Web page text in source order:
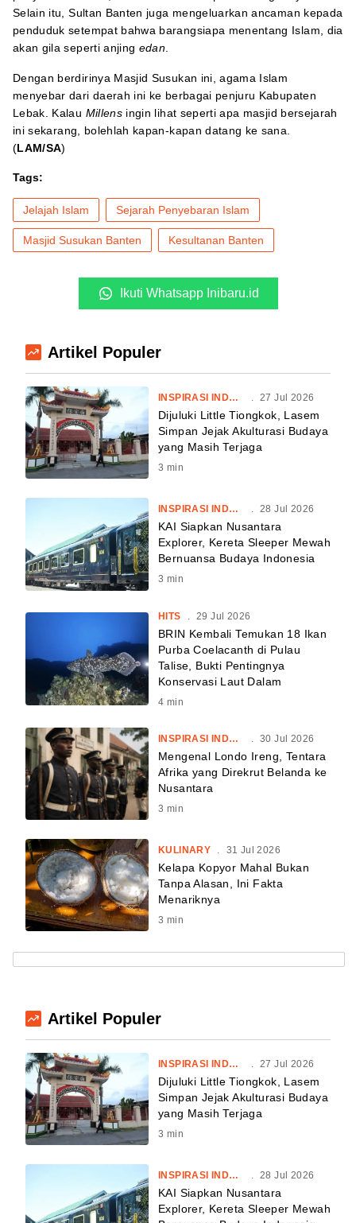
Selain itu, Sultan Banten juga mengeluarkan ancaman kepada
penduduk setempat bahwa barangsiapa menentang Islam, dia
akan gila seperti anjing edan
Dengan berdirinya Masjid Susukan ini, agama Islam
menyebar dari daerah ini ke berbagai penjuru Kabupaten
Lebak. Kalau Millens ingin lihat seperti apa masjid bersejarah
ini sekarang, bolehlah kapan-kapan datang ke sana.
(LAM/SA)
Tags:
Jelajah Islam Sejarah Penyebaran Islam
Masjid Susukan Banten Kesultanan Banten
Ikuti Whatsapp Inibaru.id
Artikel Populer
INSPIRASI INDONESIA . 27 Jul 2026
Dijuluki Little Tiongkok, Lasem
Simpan Jejak Akulturasi Budaya
yang Masih Terjaga
3 min
INSPIRASI INDONESIA . 28 Jul 2026
KAI Siapkan Nusantara
Explorer, Kereta Sleeper Mewah
Bernuansa Budaya Indonesia
3 min
HITS 29 Jul 2026
BRIN Kembali Temukan 18 Ikan
Purba Coelacanth di Pulau
Talise, Bukti Pentingnya
Konservasi Laut Dalam
4 min
INSPIRASI INDONESIA 30 Jul 2026
Mengenal Londo Ireng, Tentara
Afrika yang Direkrut Belanda ke
Nusantara
3 min
KULINARY . 31 Jul 2026
Kelapa Kopyor Mahal Bukan
Tanpa Alasan, Ini Fakta
Menariknya
3 min
Artikel Populer
INSPIRASI INDONESIA . 27 Jul 2026
Dijuluki Little Tiongkok, Lasem
Simpan Jejak Akulturasi Budaya
yang Masih Terjaga
3 min
INSPIRASI INDONESIA . 28 Jul 2026
KAI Siapkan Nusantara
Explorer, Kereta Sleeper Mewah